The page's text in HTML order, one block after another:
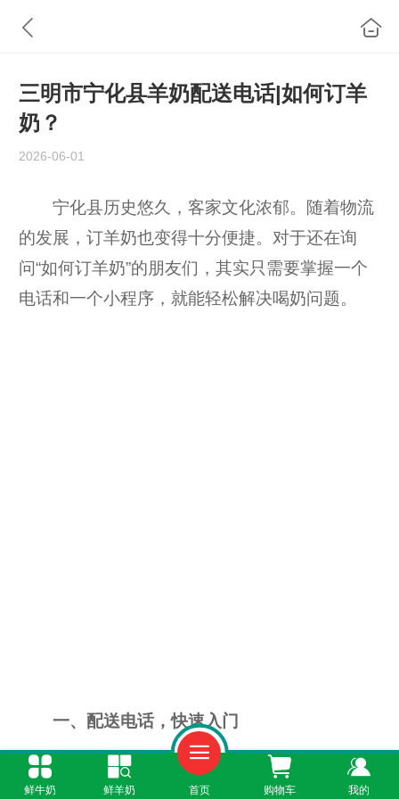
三明市宁化县羊奶配送电话|如何订羊
奶？
2026-06-01
宁化县历史悠久，客家文化浓郁。随着物流
的发展，订羊奶也变得十分便捷。对于还在询
问“如何订羊奶”的朋友们，其实只需要掌握一个
电话和一个小程序，就能轻松解决喝奶问题。
一、配送电话，快速入门
如果您是第一次订奶，建议先拨打羊奶配送
鲜牛奶 鲜羊奶 首页 购物车 我的